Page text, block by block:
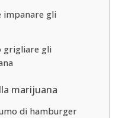
impanare gli
grigliare gli
marijuana
di hamburger